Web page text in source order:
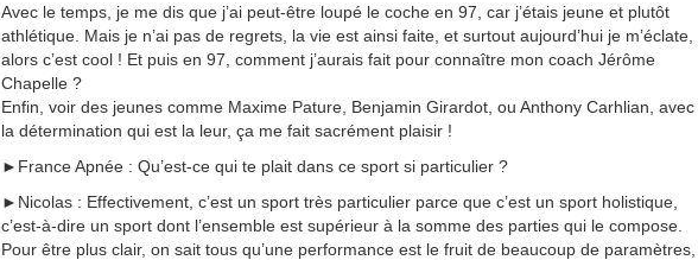
Avec le temps, je me dis que j’ai peut-être loupé le coche en 97, car j’étais jeune et plutôt
athlétique. Mais je n’ai pas de regrets, la vie est ainsi faite, et surtout aujourd’hui je m’éclate,
alors c’est cool ! Et puis en 97, comment j’aurais fait pour connaître mon coach Jérôme
Chapelle ?
Enfin, voir des jeunes comme Maxime Pature, Benjamin Girardot, ou Anthony Carhlian, avec
la détermination qui est la leur, ça me fait sacrément plaisir !
►France Apnée : Qu’est-ce qui te plait dans ce sport si particulier ?
►Nicolas : Effectivement, c’est un sport très particulier parce que c’est un sport holistique,
c’est-à-dire un sport dont l’ensemble est supérieur à la somme des parties qui le compose.
Pour être plus clair, on sait tous qu’une performance est le fruit de beaucoup de paramètres,